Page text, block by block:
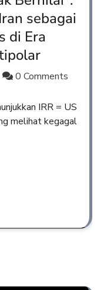
sebagai
di Era
0 Comments
IRR = US
melihat kegagal